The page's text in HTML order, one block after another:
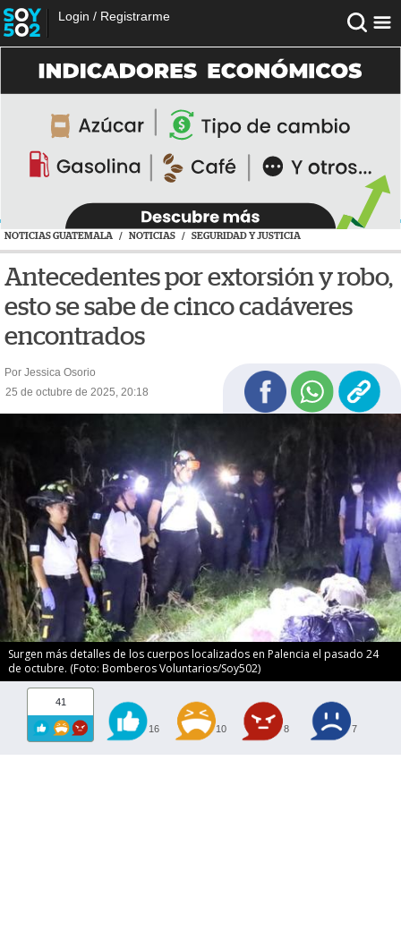
Login / Registrarme
NOTICIAS GUATEMALA / NOTICIAS / SEGURIDAD Y JUSTICIA
Antecedentes por extorsión y robo,
esto se sabe de cinco cadáveres
encontrados
Por Jessica Osorio
25 de octubre de 2025, 20:18
Surgen más detalles de los cuerpos localizados en Palencia el pasado 24
de octubre. (Foto: Bomberos Voluntarios/Soy502)
41
16 10 8 7